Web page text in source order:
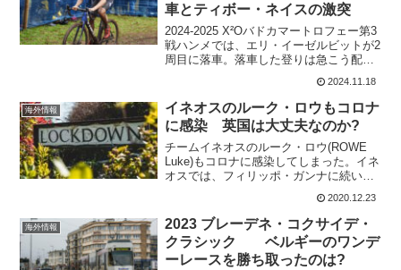
車とティボー・ネイスの激突
2024-2025 X²Oバドカマートロフェー第3
戦ハンメでは、エリ・イーゼルビットが2
周目に落車。落車した登りは急こう配だ
かった。エリ・イーゼルビットが登り切
れないか、滑ったので落車したと思って
いたのだ...
2024.11.18
海外情報
イネオスのルーク・ロウもコロナ
に感染 英国は大丈夫なのか?
チームイネオスのルーク・ロウ(ROWE
Luke)もコロナに感染してしまった。イネ
オスでは、フィリッポ・ガンナに続いて2
人目だ。Covid got me! See ya in 2021
ladies and gents. Merry Chr...
2020.12.23
海外情報
2023 ブレーデネ・コクサイデ・
クラシック ベルギーのワンデ
ーレースを勝ち取ったのは?